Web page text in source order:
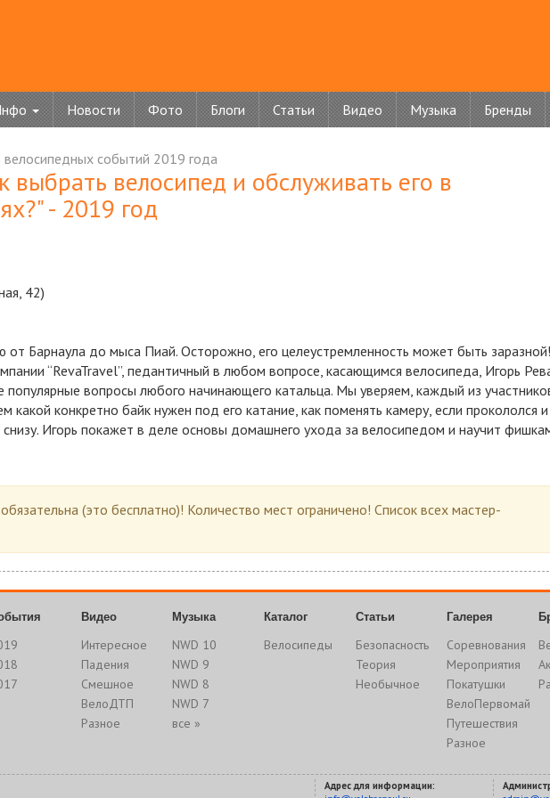
Новости Фото Блоги Статьи Видео Музыка Бренды
велосипедных событий 2019 года
выбрать велосипед и обслуживать его в
- 2019 год
42)
от Барнаула до мыса Пиай. Осторожно, его целеустремленность может быть заразной!
“RevaTravel”, педантичный в любом вопросе, касающимся велосипеда, Игорь
вопросы любого начинающего катальца. Мы уверяем, каждый из
какой конкретно байк нужен под его катание, как поменять камеру, если прокололся и
снизу. Игорь покажет в деле основы домашнего ухода за велосипедом и научит
(это бесплатно)! Количество мест ограничено! Список всех мастер-
Видео
Интересное
Падения
Смешное
ВелоДТП
Разное
Музыка
NWD 10
NWD 9
NWD 8
NWD 7
все »
Каталог
Велосипеды
Статьи
Безопасность
Теория
Необычное
Галерея
Соревнования
Мероприятия
Покатушки
ВелоПервомай
Путешествия
Разное
Адрес для информации: